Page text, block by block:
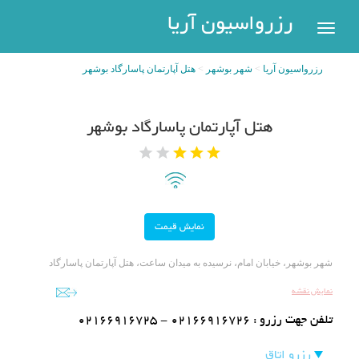
رزرواسیون آریارزرواسیون
اریا
پیگیری
رزرو
مشهد
هتل
های
رزرواسیون آریا شهر بوشهر هتل آپارتمان پاسارگاد بوشهر
هتل آپارتمان پاسارگاد بوشهر
شهر بوشهر، خیابان امام، نرسیده به میدان ساعت، هتل آپارتمان پاسارگاد
نمایش نقشه
تلفن جهت رزرو : 02166916725 - 02166916726